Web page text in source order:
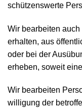
schützens­werte
Wir bearbeiten
erhalten, aus
oder bei der
erheben, soweit
Wir bearbeiten
willigung der